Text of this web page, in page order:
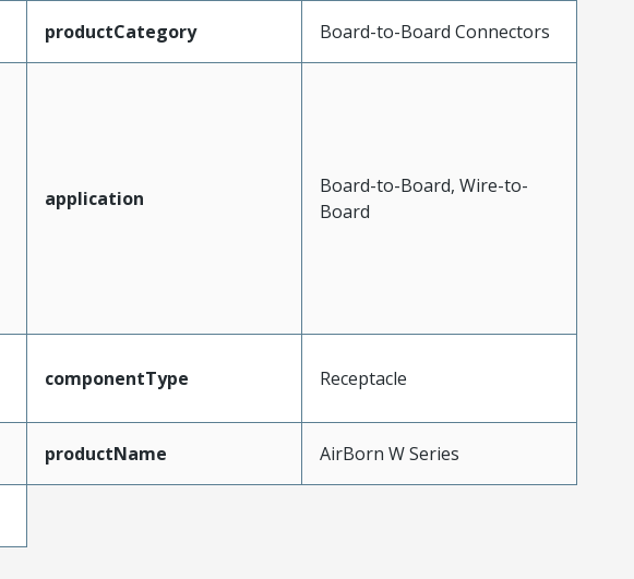
productCategory Board-to-Board Connectors
application
Board-to-Board, Wire-to-
Board
componentType Receptacle
productName AirBorn W Series